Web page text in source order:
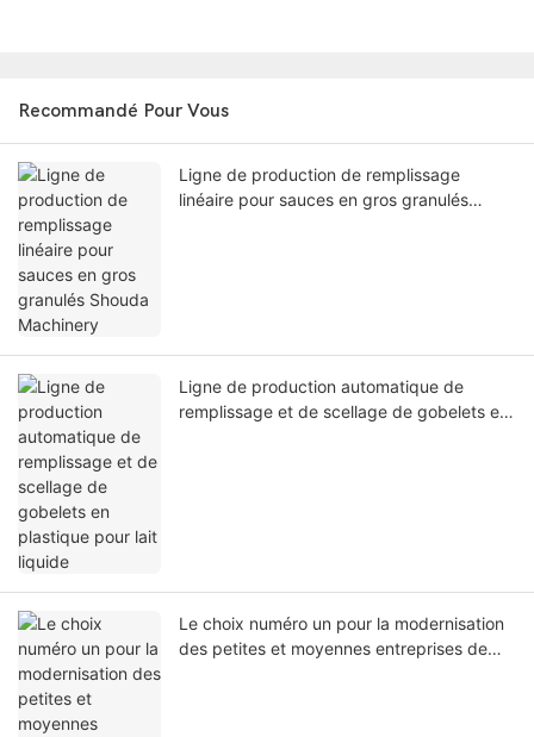
Recommandé Pour Vous
Ligne de production de remplissage
linéaire pour sauces en gros granulés
Ligne de production automatique de
remplissage et de scellage de gobelets en
Le choix numéro un pour la modernisation
des petites et moyennes entreprises de